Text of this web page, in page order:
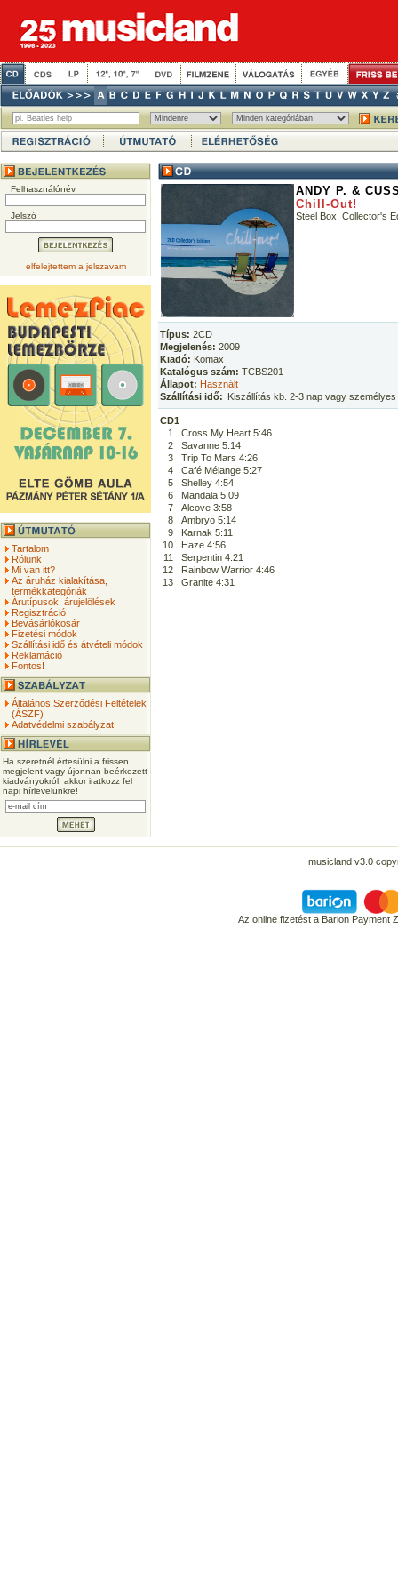
Felhasználónév
Jelszó
elfelejtettem a jelszavam
Tartalom
Rólunk
Mi van itt?
Az áruház kialakítása,
termékkategóriák
Árutípusok, árujelölések
Regisztráció
Bevásárlókosár
Fizetési módok
Szállítási idő és átvételi módok
Reklamáció
Fontos!
Általános Szerződési Feltételek
(ÁSZF)
Adatvédelmi szabályzat
Ha szeretnél értesülni a frissen
megjelent vagy újonnan beérkezett
kiadványokról, akkor iratkozz fel
napi hírlevelünkre!
ANDY P. &
Chill-Out!
Steel Box, Collector's
Típus: 2CD
Megjelenés: 2009
Kiadó: Komax
Katalógus szám: TCBS201
Állapot: Használt
Szállítási idő: Kiszállítás kb. 2-3 nap vagy
CD1
1
Cross My Heart 5:46
2
Savanne 5:14
3
Trip To Mars 4:26
4
Café Mélange 5:27
5
Shelley 4:54
6
Mandala 5:09
7
Alcove 3:58
8
Ambryo 5:14
9
Karnak 5:11
10
Haze 4:56
11
Serpentin 4:21
12
Rainbow Warrior 4:46
13
Granite 4:31
musicland v3.0
Az online fizetést a Barion Payment